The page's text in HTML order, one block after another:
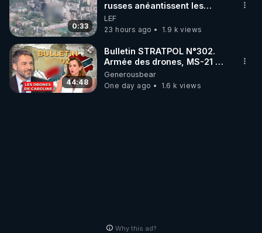
0:33
russes anéantissent les
centres de contrôle de
drones de 3 brigades
ukrainienne
LEF
23 hours ago
1.9 k views
44:48
Bulletin STRATPOL N°302.
Armée des drones, MS-21 en
série, missiles coréens.
07.08.2026.
Generousbear
One day ago
1.6 k views
Why this ad?